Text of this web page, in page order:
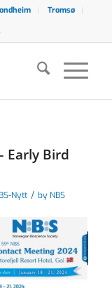
Tromsø
Early Bird
Nytt / by NBS